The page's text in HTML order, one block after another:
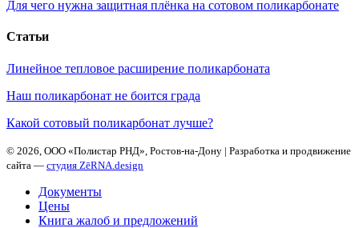
Для чего нужна защитная плёнка на сотовом поликарбонате
Статьи
Линейное тепловое расширение поликарбоната
Наш поликарбонат не боится града
Какой сотовый поликарбонат лучше?
© 2026, ООО «Полистар РНД», Ростов-на-Дону | Разработка и продвижение
сайта — студия ZēRNA.design
Документы
Цены
Книга жалоб и предложений